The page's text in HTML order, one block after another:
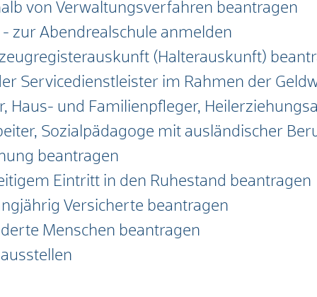
von Verwaltungsverfahren beantragen
zur Abendrealschule anmelden
(Halterauskunft)
Servicedienstleister im Rahmen der
Haus- und Familienpfleger,
Sozialpädagoge mit ausländischer
beantragen
Eintritt in den Ruhestand beantragen
Versicherte beantragen
Menschen beantragen